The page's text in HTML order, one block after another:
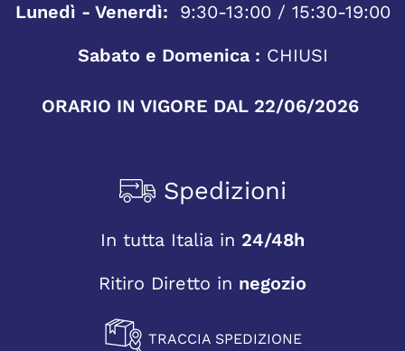
Lunedì - Venerdì:
9:30-13:00 / 15:30-19:00
Sabato e Domenica : CHIUSI
ORARIO IN VIGORE DAL 22/06/2026
Spedizioni
In tutta Italia in 24/48h
Ritiro Diretto in negozio
TRACCIA SPEDIZIONE